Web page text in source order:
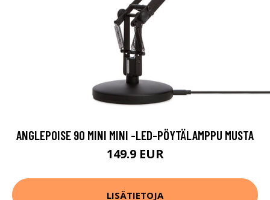
ANGLEPOISE 90 MINI MINI -LED-PÖYTÄLAMPPU MUSTA
149.9 EUR
LISÄTIETOJA